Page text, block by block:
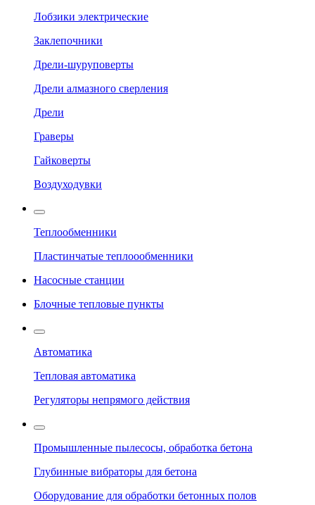
Лобзики электрические
Заклепочники
Дрели-шуруповерты
Дрели алмазного сверления
Дрели
Граверы
Гайковерты
Воздуходувки
Теплообменники
Пластинчатые теплоообменники
Насосные станции
Блочные тепловые пункты
Автоматика
Тепловая автоматика
Регуляторы непрямого действия
Промышленные пылесосы, обработка бетона
Глубинные вибраторы для бетона
Оборудование для обработки бетонных полов